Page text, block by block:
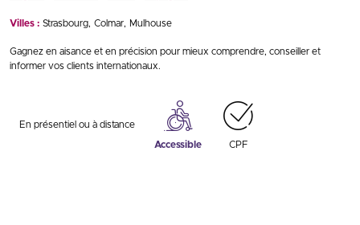
Villes : Strasbourg Colmar Mulhouse
Gagnez en aisance et en précision pour mieux comprendre, conseiller et
informer vos clients internationaux.
En présentiel ou à distance
Accessible CPF